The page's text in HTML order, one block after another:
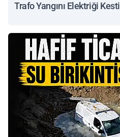
Trafo Yangını Elektriği Kesti